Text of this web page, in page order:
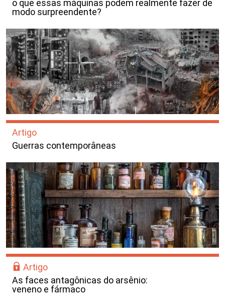
o que essas máquinas podem realmente fazer de
modo surpreendente?
Artigo
Guerras contemporâneas
Artigo
As faces antagônicas do arsênio:
veneno e fármaco